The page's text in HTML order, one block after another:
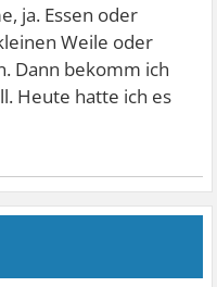
ja. Essen oder
Weile oder
Dann bekomm ich
Heute hatte ich es